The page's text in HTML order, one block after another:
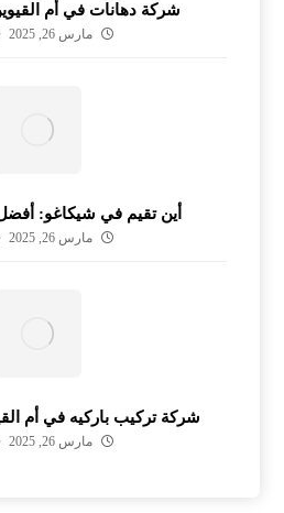
شركة دهانات في أم القيوين
مارس 26, 2025
أين تقيم في شيكاغو: أفضل
مارس 26, 2025
شركة تركيب باركيه في أم القيوين
مارس 26, 2025